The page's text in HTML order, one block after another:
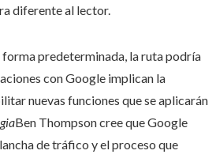
diferente al lector.
predeterminada, la ruta podría
con Google implican la
nuevas funciones que se aplicarán
Ben Thompson cree que Google
de tráfico y el proceso que